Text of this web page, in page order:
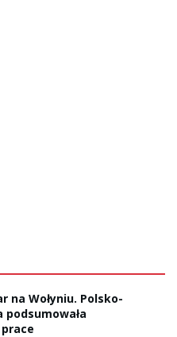
na Wołyniu. Polsko-